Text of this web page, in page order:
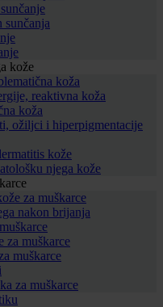
sunčanja
kože
koža
reaktivna koža
koža
ožiljci i hiperpigmentacije
kože
njega kože
za muškarce
nakon brijanja
za muškarce
muškarce
za muškarce